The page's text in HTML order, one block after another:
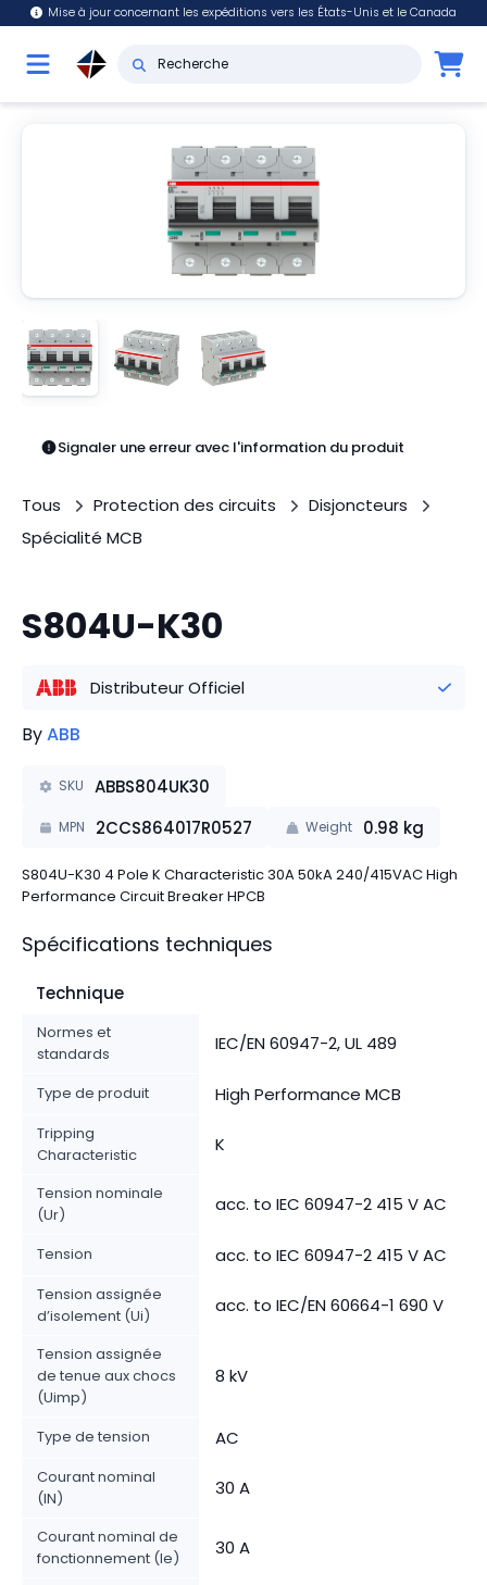
Mise à jour concernant les expéditions vers les États-Unis et le Canada
Signaler une erreur avec l'information du produit
Tous Protection des circuits
Disjoncteurs
Spécialité MCB
S804U-K30
Distributeur Officiel
ByABB
SKU ABBS804UK30
MPN 2CCS864017R0527 Weight 0.98 kg
S804U-K30 4 Pole K Characteristic 30A 50kA 240/415VAC High
Performance Circuit Breaker HPCB
Spécifications techniques
Technique
Normes et
standards
IEC/EN 60947-2, UL 489
Type de produit High Performance MCB
Tripping
Characteristic
K
Tension nominale
(Ur)
acc. to IEC 60947-2 415 V AC
Tension acc. to IEC 60947-2 415 V AC
Tension assignée
d’isolement (Ui)
acc. to IEC/EN 60664-1 690 V
Tension assignée
de tenue aux chocs
(Uimp)
8 kV
Type de tension AC
Courant nominal
(IN)
30 A
Courant nominal de
fonctionnement (Ie)
30 A